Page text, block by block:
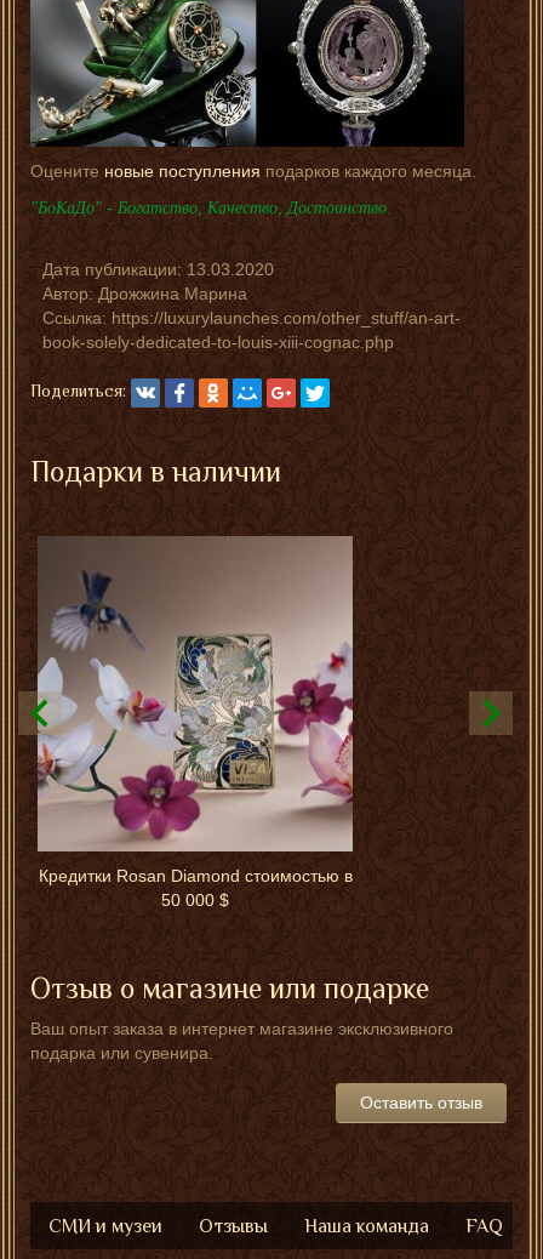
Оценитеновые поступления подарков каждого месяца.
"БоКаДо" - Богатство, Качество, Достоинство.
Дата публикации:13.03.2020
Автор:Дрожжина Марина
Ссылка: https://luxurylaunches.com/other_stuff/an-art-
book-solely-dedicated-to-louis-xiii-cognac.php
Поделиться:
Подарки в наличии
Кредитки Rosan Diamond стоимостью в
50 000 $
Отзыв о магазине или подарке
Ваш опыт заказа в интернет магазине эксклюзивного
подарка или сувенира.
Оставить отзыв
СМИ и музеи Отзывы Наша команда FAQ